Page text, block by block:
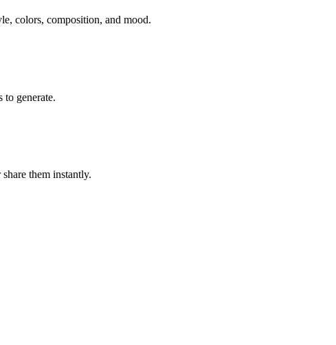
colors, composition, and mood.
to generate.
them instantly.